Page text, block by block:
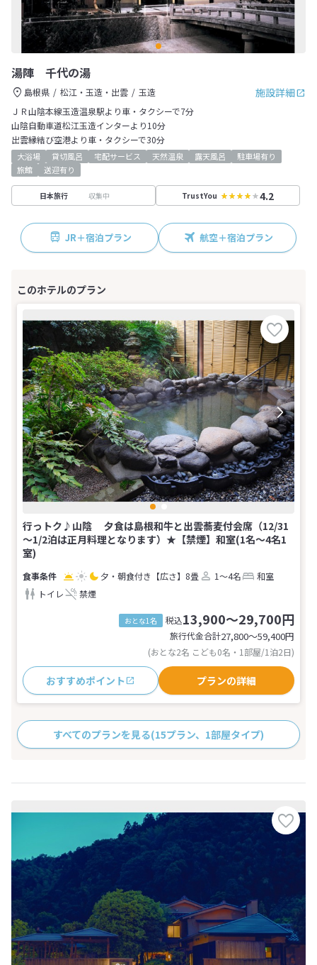
湯陣 千代の湯
施設詳細
島根県 松江・玉造・出雲
玉造
ＪＲ山陰本線玉造温泉駅より車・タクシーで7分
山陰自動車道松江玉造インターより10分
出雲縁結び空港より車・タクシーで30分
大浴場 貸切風呂 宅配サービス 天然温泉 露天風呂
駐車場有り
旅館
送迎有り
日本旅行 収集中 TrustYou 4.2
JR＋宿泊プラン 航空＋宿泊プラン
行っトク♪山陰 夕食は島根和牛と出雲蕎麦付会席（12/31
～1/2泊は正月料理となります）★【禁煙】和室(1名～4名1
室)
夕・朝食付き 【広さ】8畳 1～4名
和室
トイレ
禁煙
おとな1名 税込13,900～29,700円
旅行代金合計27,800〜59,400円
(おとな2名 こども0名・1部屋/1泊2日)
おすすめポイント プランの詳細
すべてのプランを見る(15プラン、1部屋タイプ)